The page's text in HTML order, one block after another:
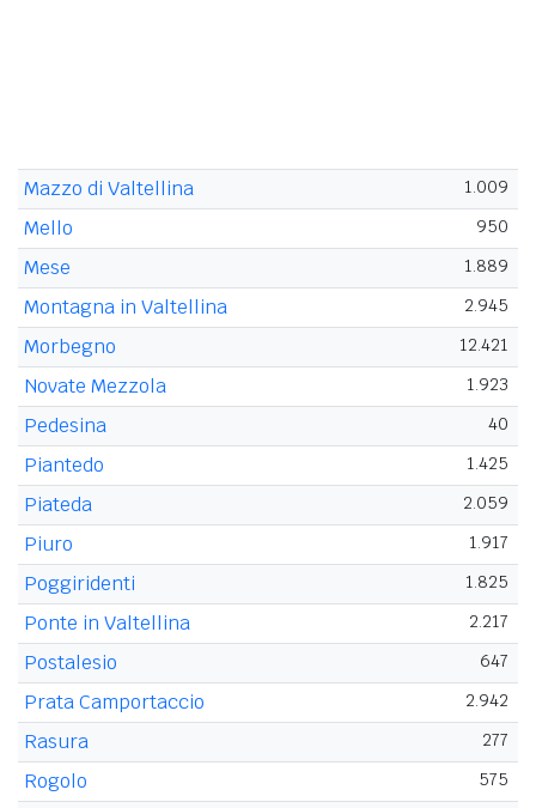
Mazzo di Valtellina 1.009
Mello 950
Mese 1.889
Montagna in Valtellina 2.945
Morbegno 12.421
Novate Mezzola 1.923
Pedesina 40
Piantedo 1.425
Piateda 2.059
Piuro 1.917
Poggiridenti 1.825
Ponte in Valtellina 2.217
Postalesio 647
Prata Camportaccio 2.942
Rasura 277
Rogolo 575